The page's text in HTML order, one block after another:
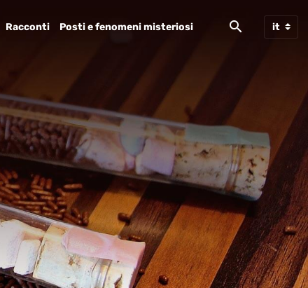
Racconti Posti e fenomeni misteriosi